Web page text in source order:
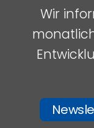
Wir